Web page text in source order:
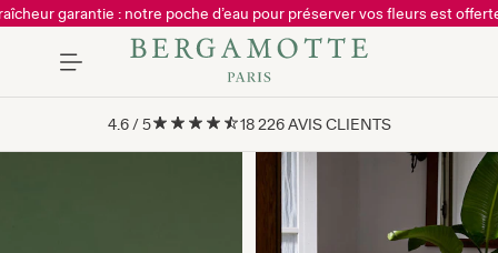
garantie : notre poche d’eau pour préserver vos fleurs est
4.6 / 5 18 226AVIS CLIENTS